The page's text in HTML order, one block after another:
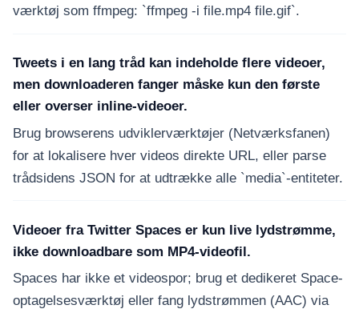
værktøj som ffmpeg: `ffmpeg -i file.mp4 file.gif`.
Tweets i en lang tråd kan indeholde flere videoer,
men downloaderen fanger måske kun den første
eller overser inline-videoer.
Brug browserens udviklerværktøjer (Netværksfanen)
for at lokalisere hver videos direkte URL, eller parse
trådsidens JSON for at udtrække alle `media`-entiteter.
Videoer fra Twitter Spaces er kun live lydstrømme,
ikke downloadbare som MP4-videofil.
Spaces har ikke et videospor; brug et dedikeret Space-
optagelsesværktøj eller fang lydstrømmen (AAC) via